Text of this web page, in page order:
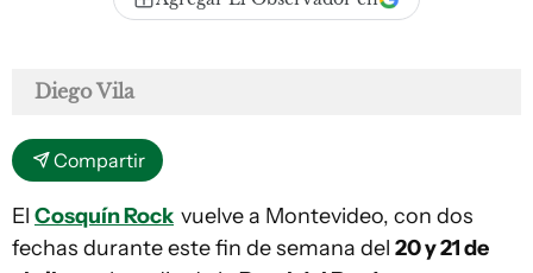
Diego Vila
Compartir
El Cosquín Rock vuelve a Montevideo, con dos
fechas durante este fin de semana del 20 y 21 de